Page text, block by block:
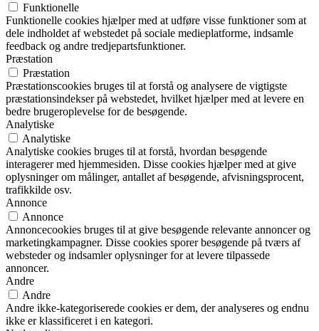
Funktionelle
Funktionelle cookies hjælper med at udføre visse funktioner som at
dele indholdet af webstedet på sociale medieplatforme, indsamle
feedback og andre tredjepartsfunktioner.
Præstation
Præstation
Præstationscookies bruges til at forstå og analysere de vigtigste
præstationsindekser på webstedet, hvilket hjælper med at levere en
bedre brugeroplevelse for de besøgende.
Analytiske
Analytiske
Analytiske cookies bruges til at forstå, hvordan besøgende
interagerer med hjemmesiden. Disse cookies hjælper med at give
oplysninger om målinger, antallet af besøgende, afvisningsprocent,
trafikkilde osv.
Annonce
Annonce
Annoncecookies bruges til at give besøgende relevante annoncer og
marketingkampagner. Disse cookies sporer besøgende på tværs af
websteder og indsamler oplysninger for at levere tilpassede
annoncer.
Andre
Andre
Andre ikke-kategoriserede cookies er dem, der analyseres og endnu
ikke er klassificeret i en kategori.